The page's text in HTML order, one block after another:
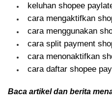
keluhan shopee
cara mengaktifkan
cara menggunakan
cara split payment
cara menonaktifkan
cara daftar shopee
Baca artikel dan berita